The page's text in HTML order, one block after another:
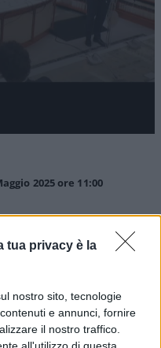
tua privacy è la
nostro sito, tecnologie
e annunci, fornire
il nostro traffico.
2025 ore 11:00
– Storia e oblio
sul sito